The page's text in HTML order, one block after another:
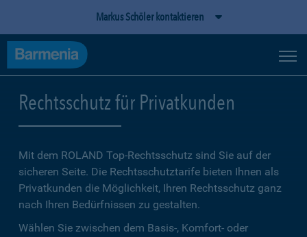
Markus Schöler kontaktieren
Rechtsschutz für Privatkunden
Mit dem ROLAND Top-Rechtsschutz sind Sie auf der
sicheren Seite. Die Rechtsschutztarife bieten Ihnen als
Privatkunden die Möglichkeit, Ihren Rechtsschutz ganz
nach Ihren Bedürfnissen zu gestalten.
Wählen Sie zwischen dem Basis-, Komfort- oder